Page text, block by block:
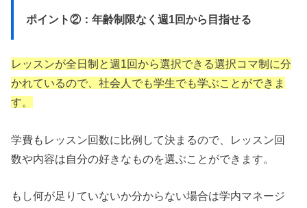
ポイント②：年齢制限なく週1回から目指せる
レッスンが全日制と週1回から選択できる選択コマ制に分
かれているので、社会人でも学生でも学ぶことができま
す。
学費もレッスン回数に比例して決まるので、レッスン回
数や内容は自分の好きなものを選ぶことができます。
もし何が足りていないか分からない場合は学内マネージ